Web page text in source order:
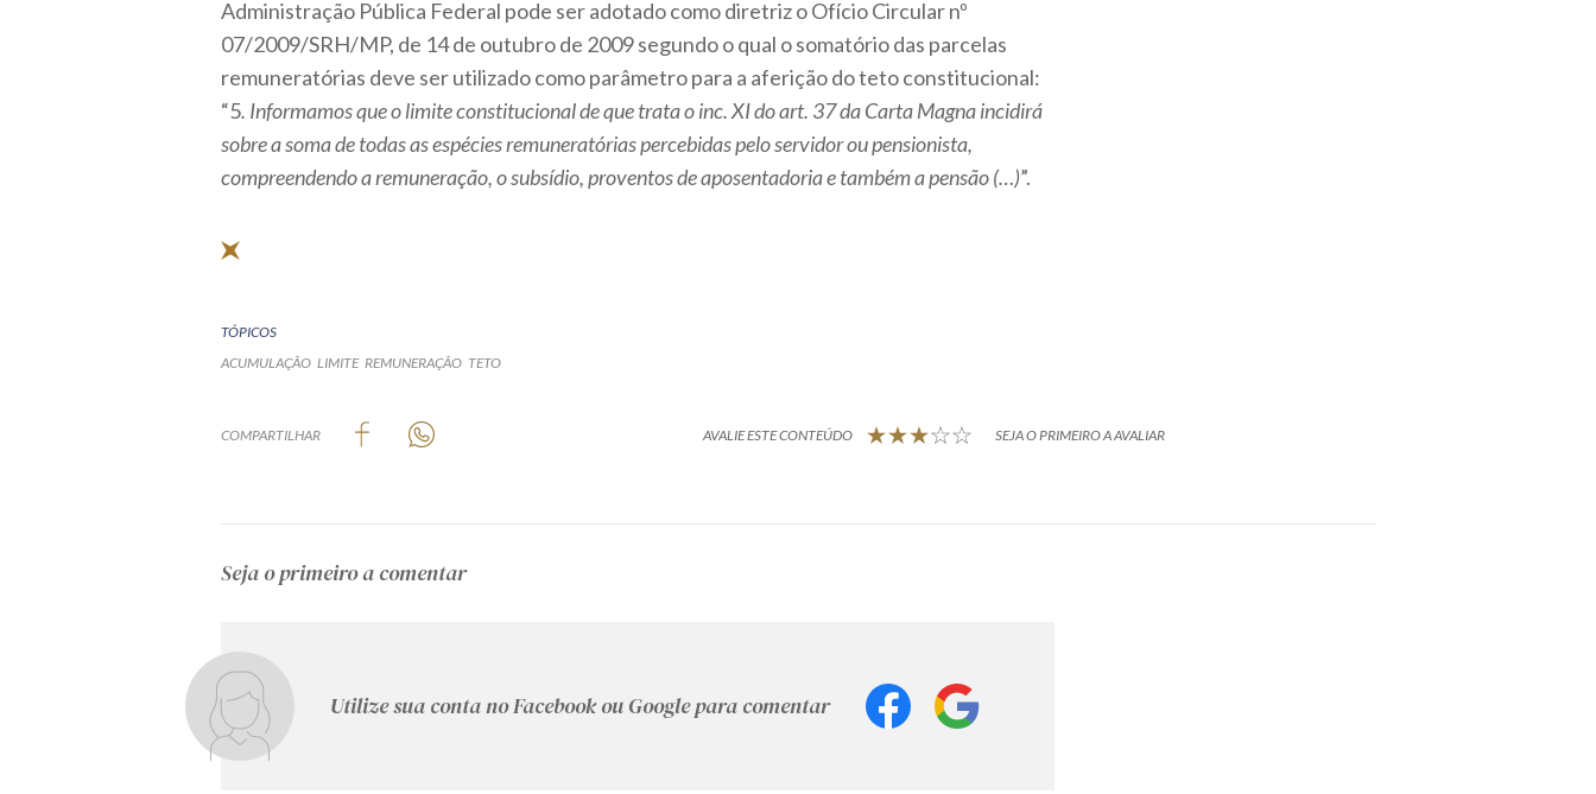
Administração Pública Federal pode ser adotado como diretriz o Ofício Circular nº
07/2009/SRH/MP, de 14 de outubro de 2009 segundo o qual o somatório das parcelas
remuneratórias deve ser utilizado como parâmetro para a aferição do teto constitucional:
“5. Informamos que o limite constitucional de que trata o inc. XI do art. 37 da Carta Magna incidirá
sobre a soma de todas as espécies remuneratórias percebidas pelo servidor ou pensionista,
compreendendo a remuneração, o subsídio, proventos de aposentadoria e também a pensão (…)”.
TÓPICOS
ACUMULAÇÃO LIMITE REMUNERAÇÃO TETO
COMPARTILHAR AVALIE ESTE CONTEÚDO SEJA O PRIMEIRO A AVALIAR
Seja o primeiro a comentar
Utilize sua conta no Facebook ou Google para comentar